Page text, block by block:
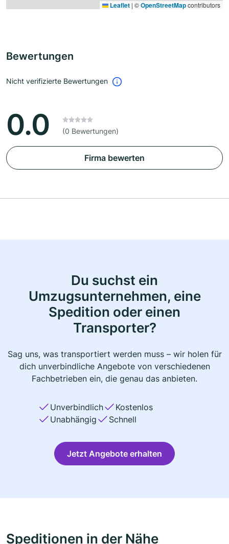
Leaflet | ©OpenStreetMapcontributors
Bewertungen
Nicht verifizierte Bewertungen
0.0 (0 Bewertungen)
Firma bewerten
Du suchst ein
Umzugsunternehmen, eine
Spedition oder einen
Transporter?
Sag uns, was transportiert werden muss – wir holen für
dich unverbindliche Angebote von verschiedenen
Fachbetrieben ein, die genau das anbieten.
Unverbindlich
Kostenlos
Unabhängig
Schnell
Jetzt Angebote erhalten
Speditionen in der Nähe